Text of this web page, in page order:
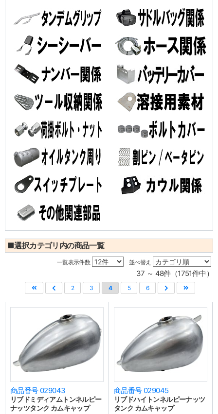
■選択カテゴリ内の商品一覧
一覧表示件数 並べ替え
37 ～ 48件（1751件中）
2 3 4 5 6
商品番号 029043
リブドミディアムトンネルピー
ナッツタンク カムキャップ
商品番号 029045
リブドハイトンネルピーナッツ
タンク カムキャップ